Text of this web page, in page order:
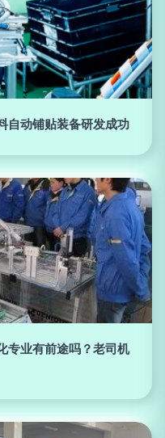
自动铺贴装备研发成功
专业有前途吗？老司机